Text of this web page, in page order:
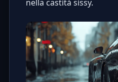
nella castità sissy.